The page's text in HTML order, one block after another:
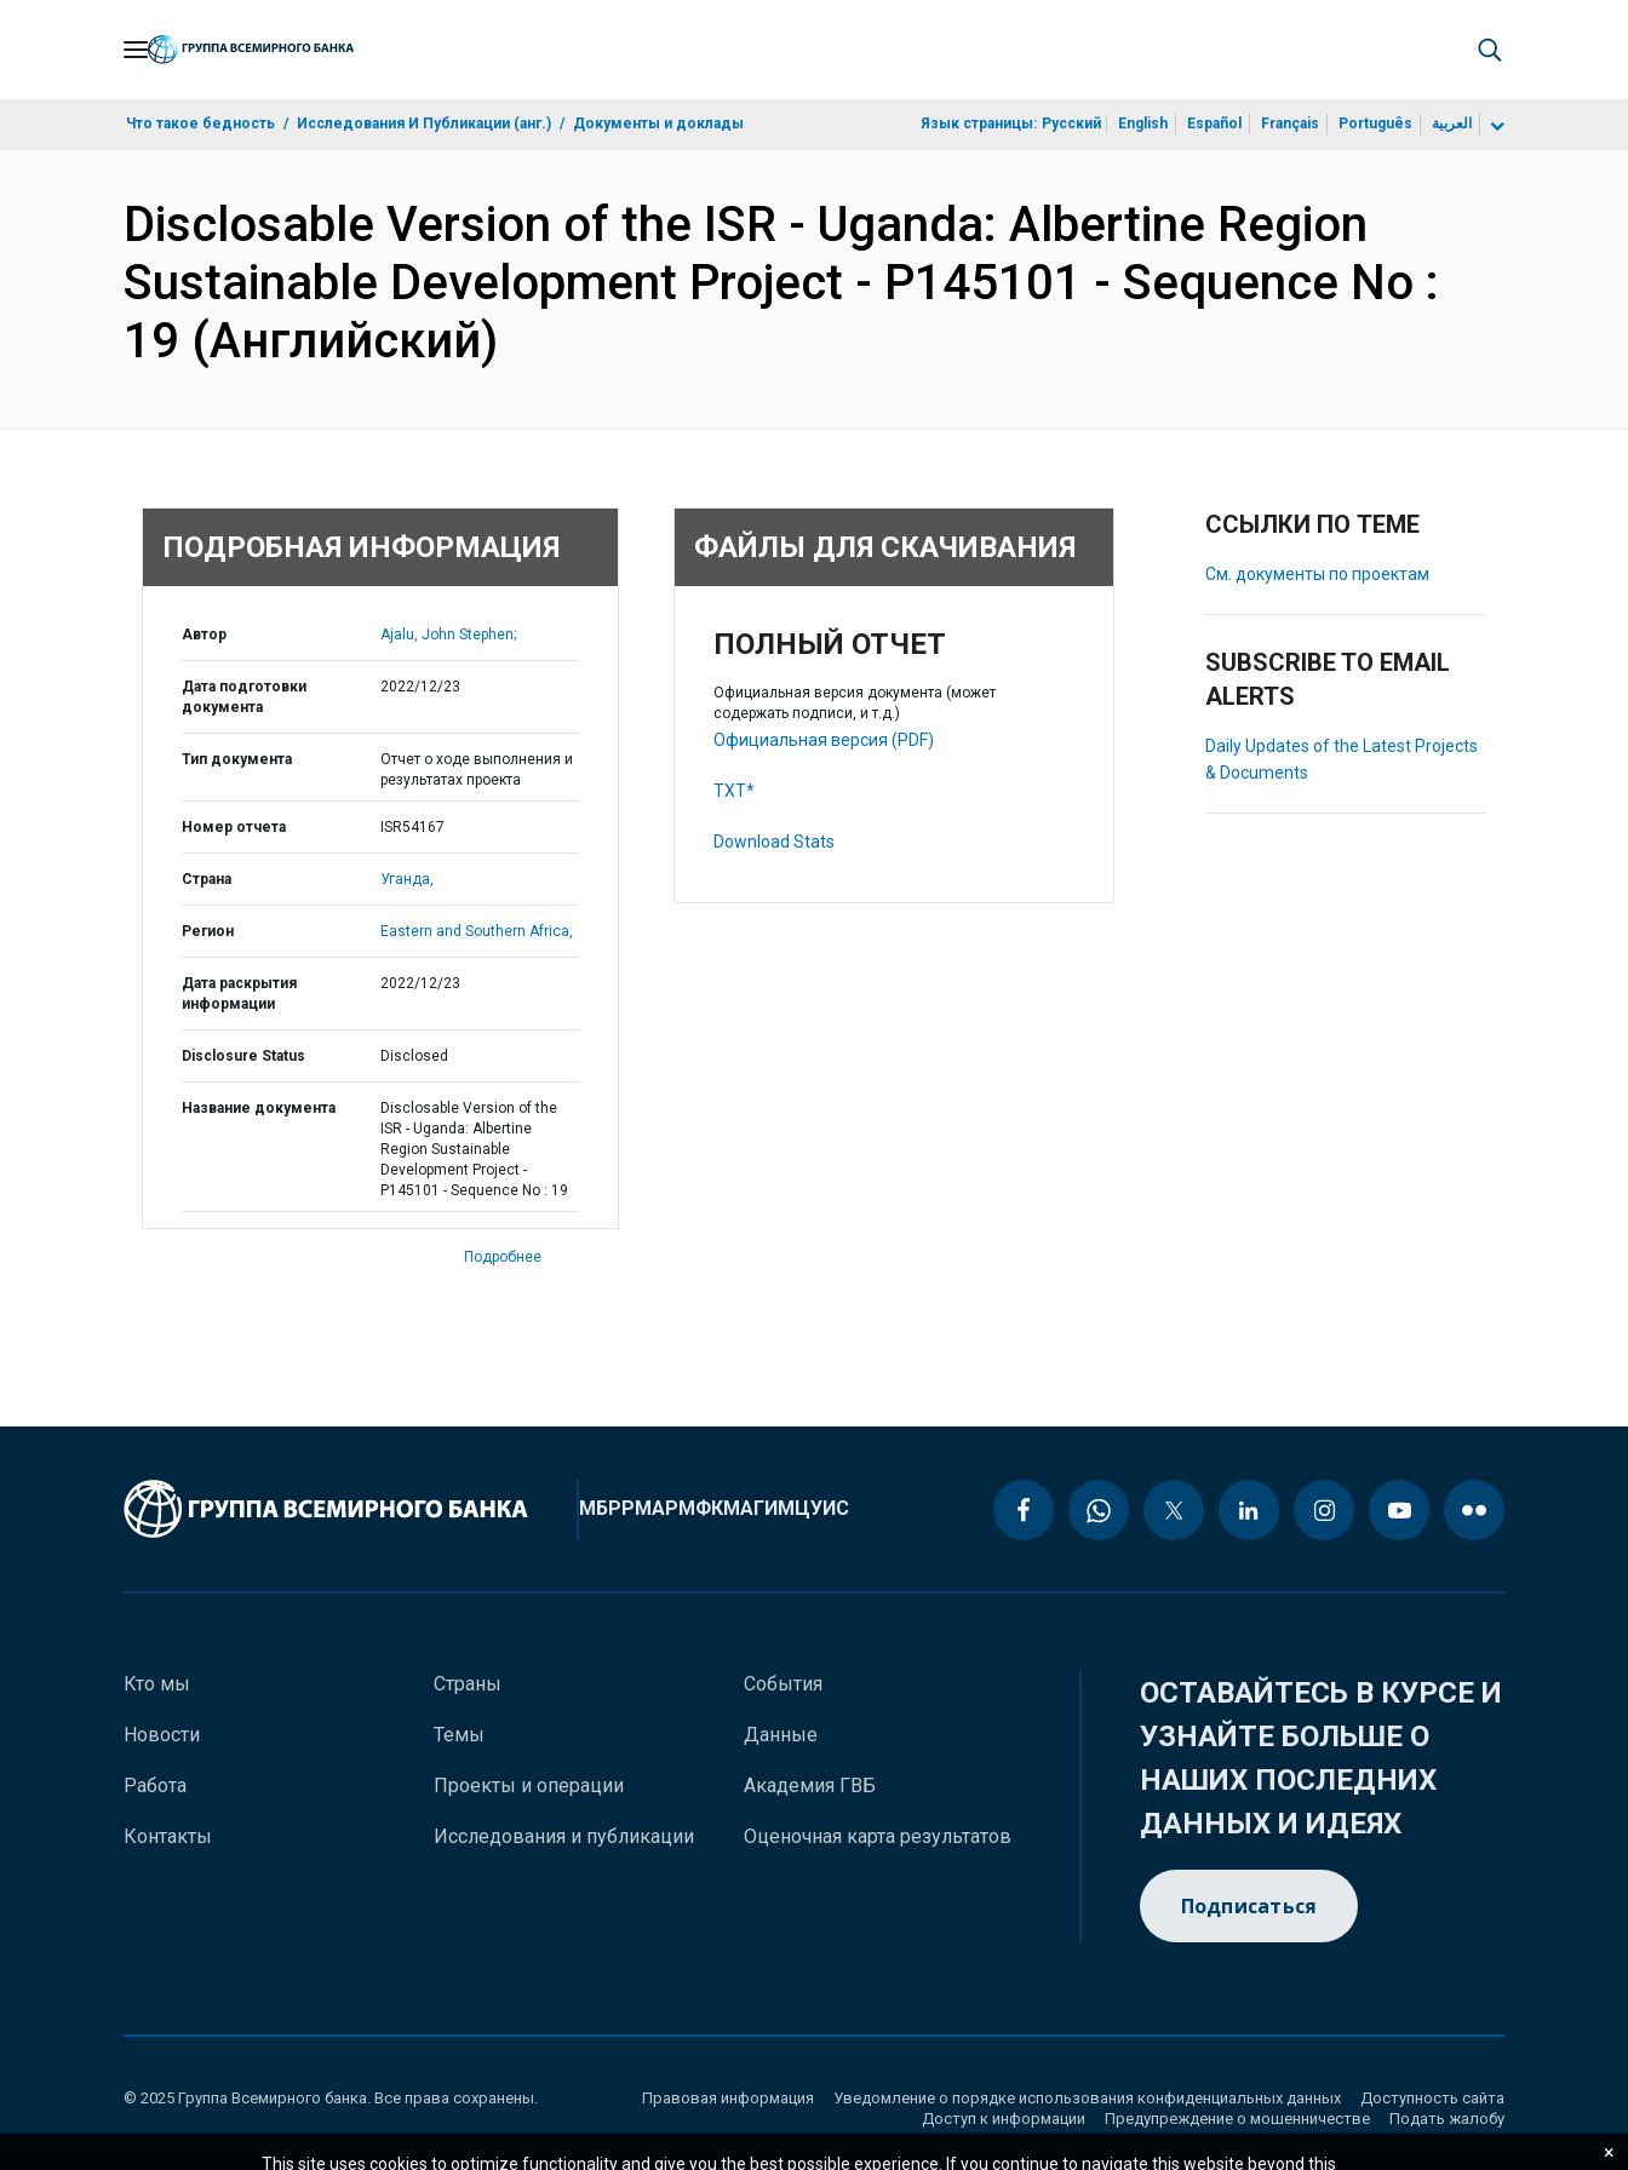
Что такое бедность Исследования И Публикации (анг.) Документы и доклады Язык страницы: Русский English Español Français Português العربية
Disclosable Version of the ISR - Uganda: Albertine Region
Sustainable Development Project - P145101 - Sequence No :
19 (Английский)
ПОДРОБНАЯ ИНФОРМАЦИЯ
Автор Ajalu, John Stephen;
Дата подготовки
документа
2022/12/23
Тип документа
Отчет о ходе выполнения и
результатах проекта
Номер отчета ISR54167
Страна Уганда,
Регион Eastern and Southern Africa,
Дата раскрытия
информации
2022/12/23
Disclosure Status Disclosed
Название документа
Disclosable Version of the
ISR - Uganda: Albertine
Region Sustainable
Development Project -
P145101 - Sequence No : 19
Подробнее
ФАЙЛЫ ДЛЯ СКАЧИВАНИЯ
ПОЛНЫЙ ОТЧЕТ
Официальная версия документа (может
содержать подписи, и т.д.)
Официальная версия (PDF)
TXT*
Download Stats
ССЫЛКИ ПО ТЕМЕ
См. документы по проектам
SUBSCRIBE TO EMAIL
ALERTS
Daily Updates of the Latest Projects
& Documents
МБРРМАРМФКМАГИМЦУИС
Кто мы
Новости
Работа
Контакты
Страны
Темы
Проекты и операции
Исследования и публикации
События
Данные
Академия ГВБ
Оценочная карта результатов
ОСТАВАЙТЕСЬ В КУРСЕ И
УЗНАЙТЕ БОЛЬШЕ О
НАШИХ ПОСЛЕДНИХ
ДАННЫХ И ИДЕЯХ
Подписаться
© 2025 Группа Всемирного банка. Все права сохранены. Правовая информация Уведомление о порядке использования конфиденциальных данных
Доступность сайта
Доступ к информации
Предупреждение о мошенничестве Подать жалобу
This site uses cookies to optimize functionality and give you the best possible experience. If you continue to navigate this website beyond this ×